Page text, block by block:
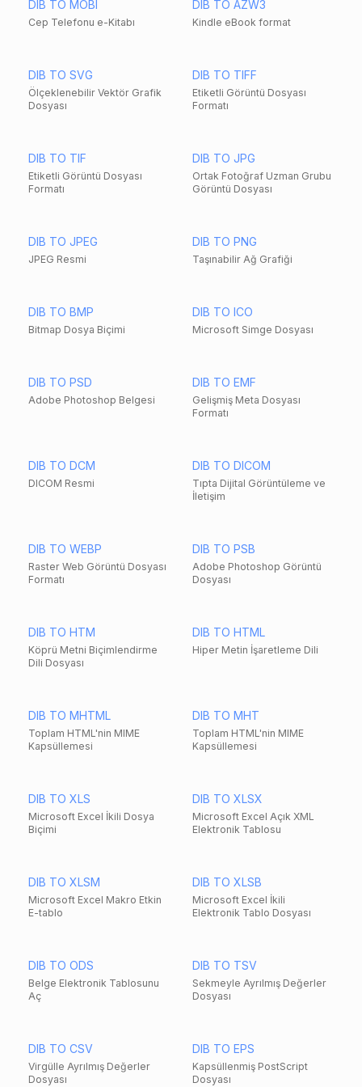
DIB TO MOBI
Cep Telefonu e-Kitabı
DIB TO AZW3
Kindle eBook format
DIB TO SVG
Ölçeklenebilir Vektör Grafik
Dosyası
DIB TO TIFF
Etiketli Görüntü Dosyası
Formatı
DIB TO TIF
Etiketli Görüntü Dosyası
Formatı
DIB TO JPG
Ortak Fotoğraf Uzman Grubu
Görüntü Dosyası
DIB TO JPEG
JPEG Resmi
DIB TO PNG
Taşınabilir Ağ Grafiği
DIB TO BMP
Bitmap Dosya Biçimi
DIB TO ICO
Microsoft Simge Dosyası
DIB TO PSD
Adobe Photoshop Belgesi
DIB TO EMF
Gelişmiş Meta Dosyası
Formatı
DIB TO DCM
DICOM Resmi
DIB TO DICOM
Tıpta Dijital Görüntüleme ve
İletişim
DIB TO WEBP
Raster Web Görüntü Dosyası
Formatı
DIB TO PSB
Adobe Photoshop Görüntü
Dosyası
DIB TO HTM
Köprü Metni Biçimlendirme
Dili Dosyası
DIB TO HTML
Hiper Metin İşaretleme Dili
DIB TO MHTML
Toplam HTML'nin MIME
Kapsüllemesi
DIB TO MHT
Toplam HTML'nin MIME
Kapsüllemesi
DIB TO XLS
Microsoft Excel İkili Dosya
Biçimi
DIB TO XLSX
Microsoft Excel Açık XML
Elektronik Tablosu
DIB TO XLSM
Microsoft Excel Makro Etkin
E-tablo
DIB TO XLSB
Microsoft Excel İkili
Elektronik Tablo Dosyası
DIB TO ODS
Belge Elektronik Tablosunu
Aç
DIB TO TSV
Sekmeyle Ayrılmış Değerler
Dosyası
DIB TO CSV
Virgülle Ayrılmış Değerler
Dosyası
DIB TO EPS
Kapsüllenmiş PostScript
Dosyası